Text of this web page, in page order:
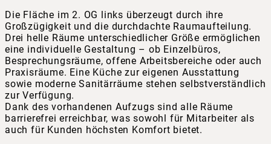
Die Fläche im 2. OG links überzeugt durch ihre
Großzügigkeit und die durchdachte Raumaufteilung.
Drei helle Räume unterschiedlicher Größe ermöglichen
eine individuelle Gestaltung – ob Einzelbüros,
Besprechungsräume, offene Arbeitsbereiche oder auch
Praxisräume. Eine Küche zur eigenen Ausstattung
sowie moderne Sanitärräume stehen selbstverständlich
zur Verfügung.
Dank des vorhandenen Aufzugs sind alle Räume
barrierefrei erreichbar, was sowohl für Mitarbeiter als
auch für Kunden höchsten Komfort bietet.